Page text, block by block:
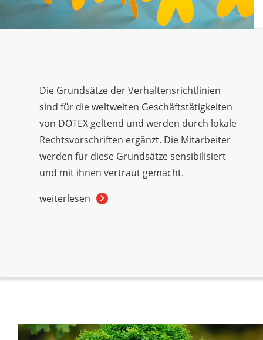
Die Grundsätze der Verhaltensrichtlinien
sind für die weltweiten Geschäftstätigkeiten
von DOTEX geltend und werden durch lokale
Rechtsvorschriften ergänzt. Die Mitarbeiter
werden für diese Grundsätze sensibilisiert
und mit ihnen vertraut gemacht.
weiterlesen